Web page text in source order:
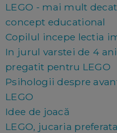
LEGO - mai mult
concept educational
Copilul incepe lectia
In jurul varstei de 4
pregatit pentru LEGO
Psihologii despre
LEGO
Idee de joacă
LEGO, jucaria